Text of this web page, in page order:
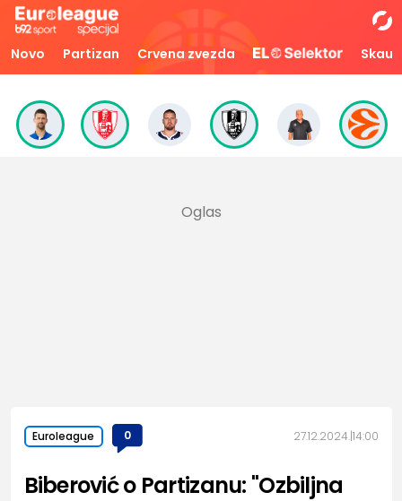
Novo Partizan Crvena zvezda Skaut
Euroleague 0 27.12.2024. 14:00
Biberović o Partizanu: "Ozbiljna